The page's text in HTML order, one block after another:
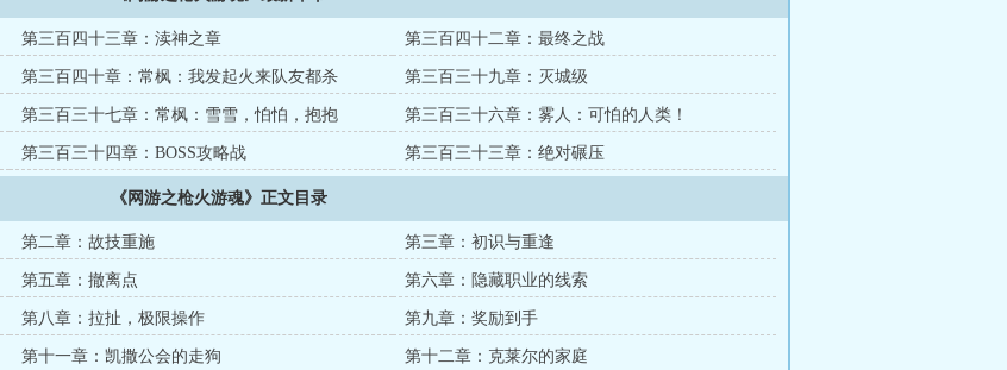
一样啊，无聊至极。”...
第三百四十三章：渎神之章 第三百四十二章：最终之战
第三百四十章：常枫：我发起火来队友都杀 第三百三十九章：灭城级
第三百三十七章：常枫：雪雪，怕怕，抱抱
(づ??????)づ
第三百三十六章：雾人：可怕的人类！
第三百三十四章：BOSS攻略战 第三百三十三章：绝对碾压
《网游之枪火游魂》正文目录
第二章：故技重施 第三章：初识与重逢
第五章：撤离点 第六章：隐藏职业的线索
第八章：拉扯，极限操作 第九章：奖励到手
第十一章：凯撒公会的走狗 第十二章：克莱尔的家庭